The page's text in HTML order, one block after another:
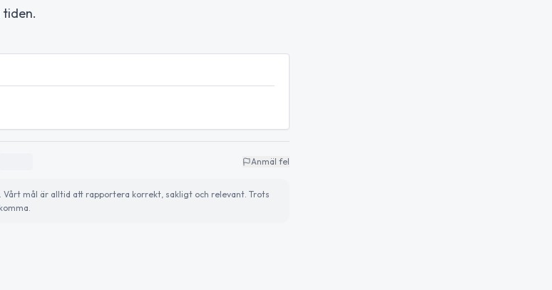
Anmäl fel
mål är alltid att rapportera korrekt, sakligt och relevant. Trots